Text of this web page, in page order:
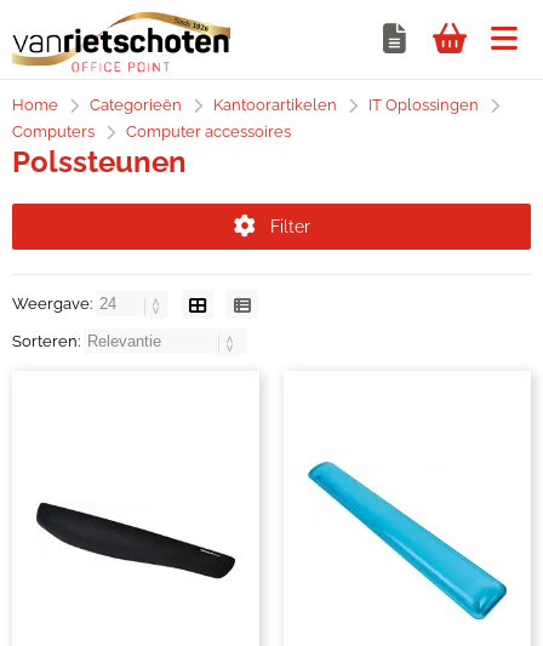
Home Categorieën Kantoorartikelen
IT Oplossingen
Computers
Computer accessoires
Polssteunen
Filter
Weergave:
Sorteren: